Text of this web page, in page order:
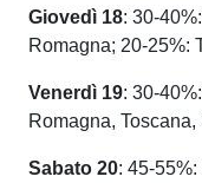
Giovedì 18: 30-
Romagna; 20-25%:
Venerdì 19: 30-
Romagna,
Sabato 20: 45-